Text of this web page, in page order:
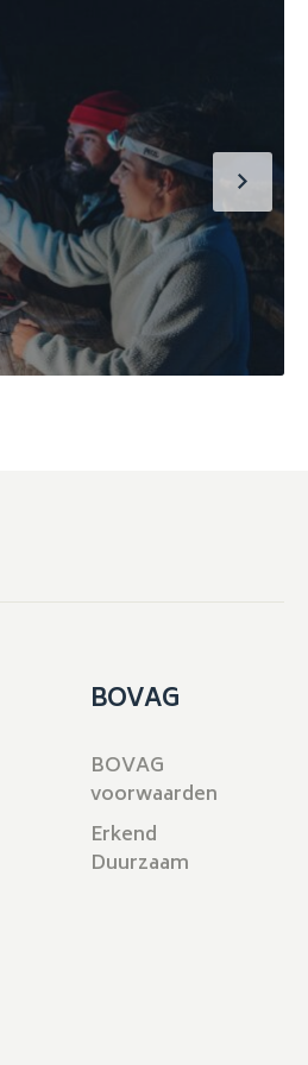
BOVAG
BOVAG
voorwaarden
Erkend
Duurzaam